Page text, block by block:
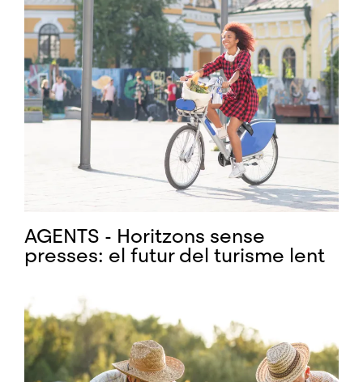
AGENTS - Horitzons sense
presses: el futur del turisme lent